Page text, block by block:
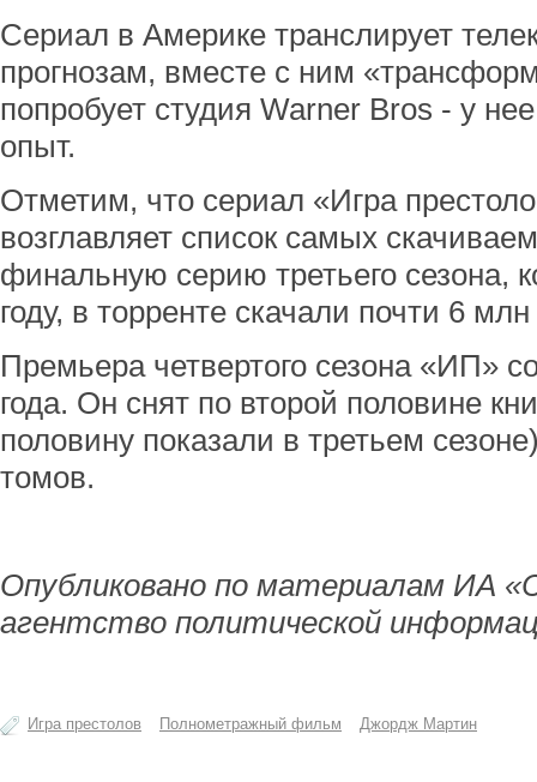
Сериал в Америке транслирует
прогнозам, вместе с ним
попробует студия Warner Bros - у
опыт.
Отметим, что сериал «Игра
возглавляет список самых
финальную серию третьего сезона,
году, в торренте скачали почти 6
Премьера четвертого сезона «ИП»
года. Он снят по второй половине
половину показали в третьем
томов.
Опубликовано по материалам ИА
агентство политической
Игра престолов Полнометражный фильм Джордж Мартин